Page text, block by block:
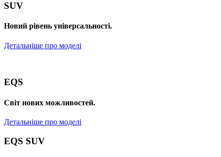
SUV
Новий рівень універсальності.
Детальніше про моделі
EQS
Cвіт нових можливостей.
Детальніше про моделі
EQS SUV